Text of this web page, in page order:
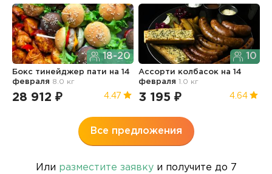
18-20
Бокс тинейджер пати на 14
февраля 8.0 кг
28 912 ₽ 4.47
10
Ассорти колбасок на 14
февраля 1.0 кг
3 195 ₽ 4.64
Все предложения
Или разместите заявкуи получите до 7